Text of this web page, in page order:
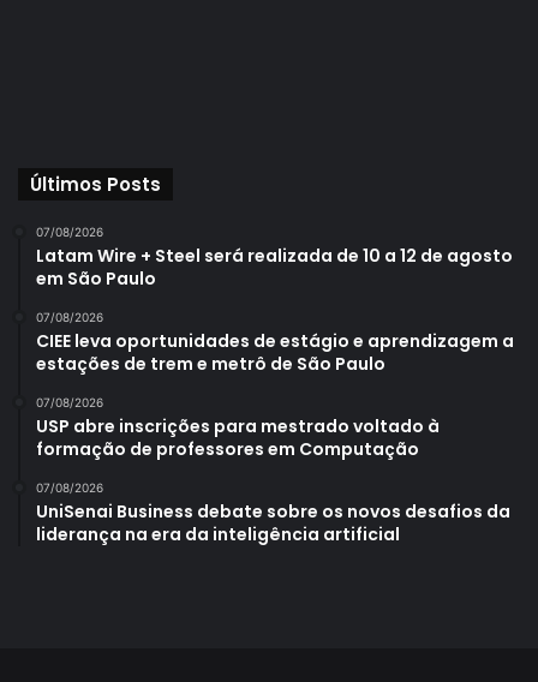
Últimos Posts
07/08/2026
Latam Wire + Steel será realizada de 10 a 12 de agosto
em São Paulo
07/08/2026
CIEE leva oportunidades de estágio e aprendizagem a
estações de trem e metrô de São Paulo
07/08/2026
USP abre inscrições para mestrado voltado à
formação de professores em Computação
07/08/2026
UniSenai Business debate sobre os novos desafios da
liderança na era da inteligência artificial